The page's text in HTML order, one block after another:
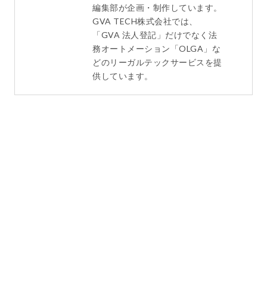
編集部が企画・制作しています。
GVA TECH株式会社では、
「GVA 法人登記」だけでなく法
務オートメーション「OLGA」な
どのリーガルテックサービスを提
供しています。